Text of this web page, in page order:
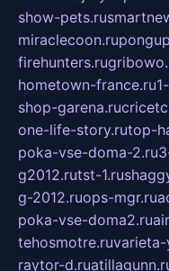
show-pets.ru
miraclecoon.ru
firehunters.ru
hometown-france.ru
shop-garena.ru
one-life-story.rutop-
poka-vse-doma-2.ru
g2012.rutst-1.ru
g-2012.ruops-mgr.ru
poka-vse-doma2.ru
tehosmotre.ruvarieta-
raytor-d.ru